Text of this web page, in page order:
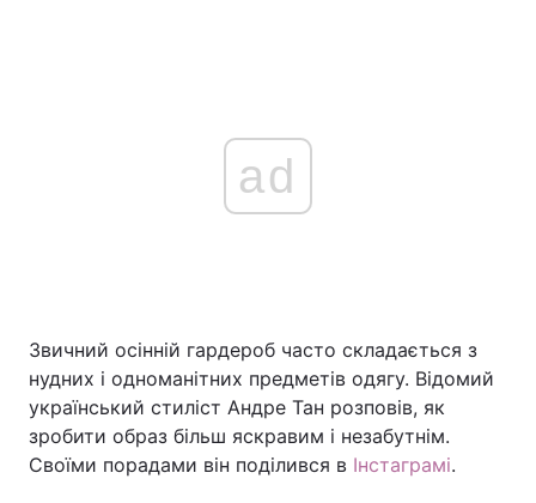
Головна
Україна Політика
ad
Звичний осінній гардероб часто складається з
нудних і одноманітних предметів одягу. Відомий
український стиліст Андре Тан розповів, як
зробити образ більш яскравим і незабутнім.
Своїми порадами він поділився в Інстаграмі.